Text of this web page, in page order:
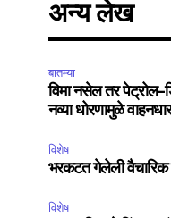
अन्य लेख
बातम्या
विमा नसेल तर पेट्रोल-
नव्या धोरणामुळे
विशेष
भरकटत गेलेली वैचारिक
विशेष